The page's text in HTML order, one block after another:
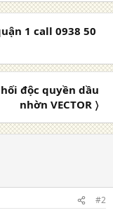
1 call 0938 50
độc quyền dầu
nhờn VECTOR 〉
#2